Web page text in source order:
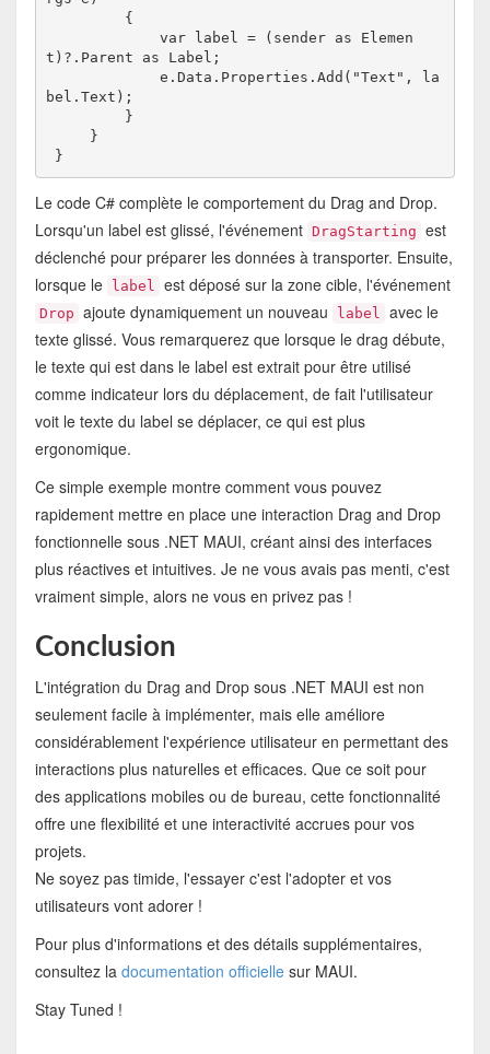
{
t)?.Parent as Label;
bel.Text);
}
}
}
Le code C# complète le comportement du Drag and Drop.
Lorsqu'un label est glissé, l'événement DragStarting est
déclenché pour préparer les données à transporter. Ensuite,
lorsque le
label est déposé sur la zone cible, l'événement
Drop ajoute dynamiquement un nouveau label
avec le
texte glissé. Vous remarquerez que lorsque le drag débute,
le texte qui est dans le label est extrait pour être utilisé
comme indicateur lors du déplacement, de fait l'utilisateur
voit le texte du label se déplacer, ce qui est plus
ergonomique.
Ce simple exemple montre comment vous pouvez
rapidement mettre en place une interaction Drag and Drop
fonctionnelle sous .NET MAUI, créant ainsi des interfaces
plus réactives et intuitives. Je ne vous avais pas menti, c'est
vraiment simple, alors ne vous en privez pas !
Conclusion
L'intégration du Drag and Drop sous .NET MAUI est non
seulement facile à implémenter, mais elle améliore
considérablement l'expérience utilisateur en permettant des
interactions plus naturelles et efficaces. Que ce soit pour
des applications mobiles ou de bureau, cette fonctionnalité
offre une flexibilité et une interactivité accrues pour vos
projets.
Ne soyez pas timide, l'essayer c'est l'adopter et vos
utilisateurs vont adorer !
Pour plus d'informations et des détails supplémentaires,
consultez la documentation officiellesur MAUI.
Stay Tuned !